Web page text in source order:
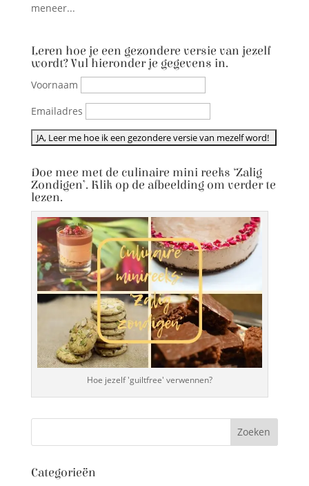
meneer...
Leren hoe je een gezondere versie van jezelf
wordt? Vul hieronder je gegevens in.
Voornaam
Emailadres
Doe mee met de culinaire mini reeks ‘Zalig
Zondigen’. Klik op de afbeelding om verder te
lezen.
Hoe jezelf 'guiltfree' verwennen?
Categorieën